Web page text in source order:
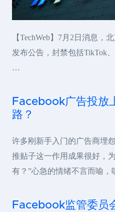
【TechWeb】7月2日消息，
发布公告，封禁包括TikTok
…
Facebook广告投放
路？
许多刚新手入门的广告商埋
推贴子这一作用成果很好，
有？”心急的情绪不言而喻
Facebook监管委员